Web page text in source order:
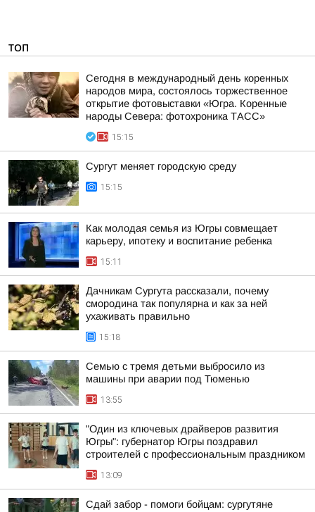
ТОП
Сегодня в международный день коренных
народов мира, состоялось торжественное
открытие фотовыставки «Югра. Коренные
народы Севера: фотохроника ТАСС»
15:15
Сургут меняет городскую среду
15:15
Как молодая семья из Югры совмещает
карьеру, ипотеку и воспитание ребенка
15:11
Дачникам Сургута рассказали, почему
смородина так популярна и как за ней
ухаживать правильно
15:18
Семью с тремя детьми выбросило из
машины при аварии под Тюменью
13:55
"Один из ключевых драйверов развития
Югры": губернатор Югры поздравил
строителей с профессиональным праздником
13:09
Сдай забор - помоги бойцам: сургутяне